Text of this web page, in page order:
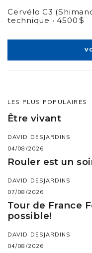
Cervélo C3
technique • 4500 $
LES PLUS POPULAIRES
Être vivant
DAVID DESJARDINS
04/08/2026
Rouler est un
DAVID DESJARDINS
07/08/2026
Tour de France
possible!
DAVID DESJARDINS
04/08/2026